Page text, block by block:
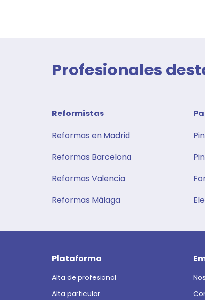
Profesionales
Reformistas
Reformas en Madrid
Reformas Barcelona
Reformas Valencia
Reformas Málaga
Plataforma
Alta de profesional
Alta particular